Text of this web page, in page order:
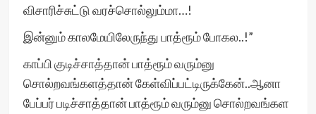
விசாரிச்சுட்டு வரச்சொல்லும்மா…!
இன்னும் காலமேயிலேருந்து பாத்ரூம் போகல..!”
காப்பி குடிச்சாத்தான் பாத்ரூம் வரும்னு
சொல்றவங்களத்தான் கேள்விப்பட்டிருக்கேன்..ஆனா
பேப்பர் படிச்சாத்தான் பாத்ரூம் வரும்னு சொல்றவங்கள